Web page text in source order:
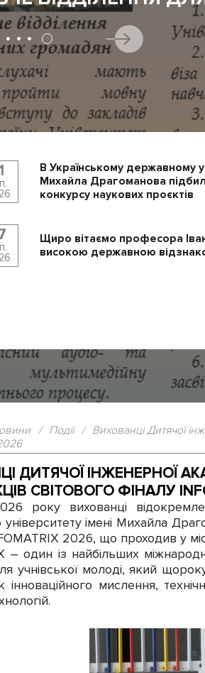
В Українському державному
Михайла Драгоманова
конкурсу наукових проєктів
Щиро вітаємо професора
високою державною
/ Події / Вихованці Дитячої
ДИТЯЧОЇ ІНЖЕНЕРНОЇ
СВІТОВОГО ФІНАЛУ
року вихованці
імені Михайла
2026, що проходив у
– один із найбільших
учнівської молоді, який
інноваційного мислення,